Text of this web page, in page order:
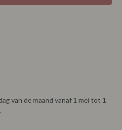
van de maand vanaf 1 mei tot 1